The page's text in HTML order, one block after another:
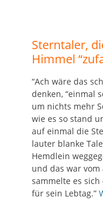
Sterntaler,
Himmel
“Ach wäre das
denken, “einmal
um nichts mehr
wie es so stand
auf einmal die
lauter blanke
Hemdlein
und das war
sammelte es
für sein Lebtag.”